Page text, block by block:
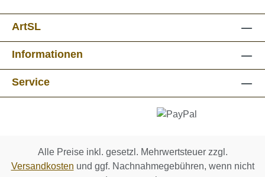
ArtSL
Informationen
Service
Alle Preise inkl. gesetzl. Mehrwertsteuer zzgl.
Versandkosten und ggf. Nachnahmegebühren, wenn nicht